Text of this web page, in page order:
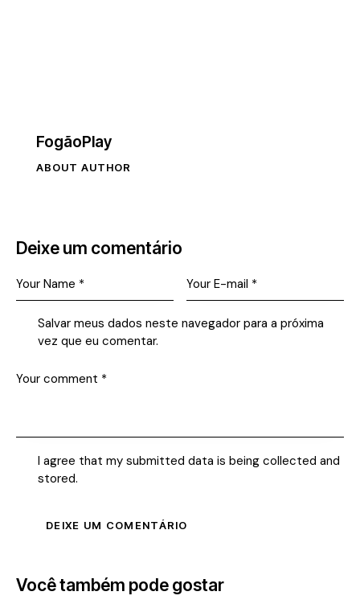
FogãoPlay
ABOUT AUTHOR
Deixe um comentário
Salvar meus dados neste navegador para a próxima
vez que eu comentar.
I agree that my submitted data is being collected and
stored.
Você também pode gostar